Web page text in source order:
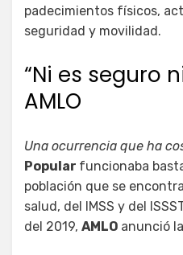
padecimientos físicos,
seguridad y movilidad.
“Ni es seguro
AMLO
Una ocurrencia que ha
Popular funcionaba
población que se
salud, del IMSS y del
del 2019, AMLO anunció la